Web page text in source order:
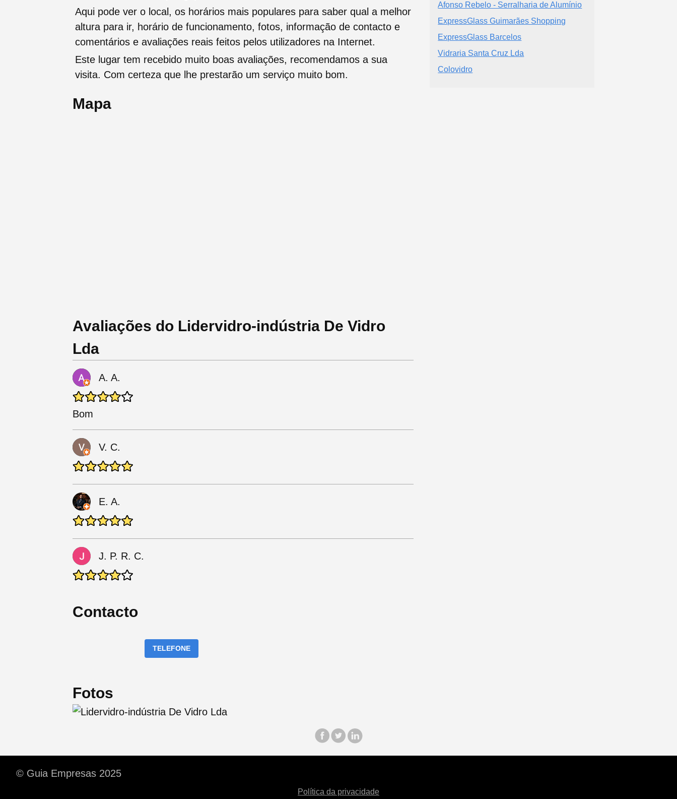
Aqui pode ver o local, os horários mais populares para saber qual a melhor
altura para ir, horário de funcionamento, fotos, informação de contacto e
comentários e avaliações reais feitos pelos utilizadores na Internet.
Este lugar tem recebido muito boas avaliações, recomendamos a sua
visita. Com certeza que lhe prestarão um serviço muito bom.
Mapa
Avaliações do Lidervidro-indústria De Vidro
Lda
A. A.
Bom
V. C.
E. A.
J. P. R. C.
Contacto
TELEFONE
Fotos
Afonso Rebelo - Serralharia de Alumínio
ExpressGlass Guimarães Shopping
ExpressGlass Barcelos
Vidraria Santa Cruz Lda
Colovidro
© Guia Empresas 2025
Política da privacidade